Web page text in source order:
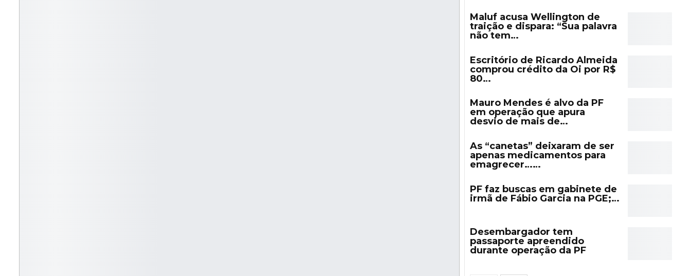
Maluf acusa Wellington de
traição e dispara: “Sua palavra
não tem…
Escritório de Ricardo Almeida
comprou crédito da Oi por R$
80…
Mauro Mendes é alvo da PF
em operação que apura
desvio de mais de…
As “canetas” deixaram de ser
apenas medicamentos para
emagrecer……
PF faz buscas em gabinete de
irmã de Fábio Garcia na PGE;…
Desembargador tem
passaporte apreendido
durante operação da PF